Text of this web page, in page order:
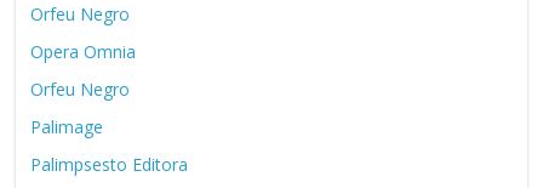
Orfeu Negro
Opera Omnia
Orfeu Negro
Palimage
Palimpsesto Editora